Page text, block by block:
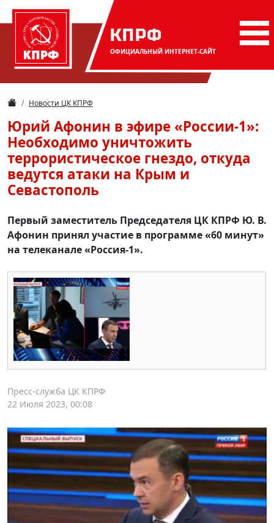
КПРФ
ОФИЦИАЛЬНЫЙ ИНТЕРНЕТ-САЙТ
Новости ЦК КПРФ
Юрий Афонин в эфире «России-1»:
Необходимо уничтожить
террористическое гнездо, откуда
ведутся атаки на Крым и
Севастополь
Первый заместитель Председателя ЦК КПРФ Ю. В.
Афонин принял участие в программе «60 минут»
на телеканале «Россия-1».
Пресс-служба ЦК КПРФ
22 Июля 2023, 00:08